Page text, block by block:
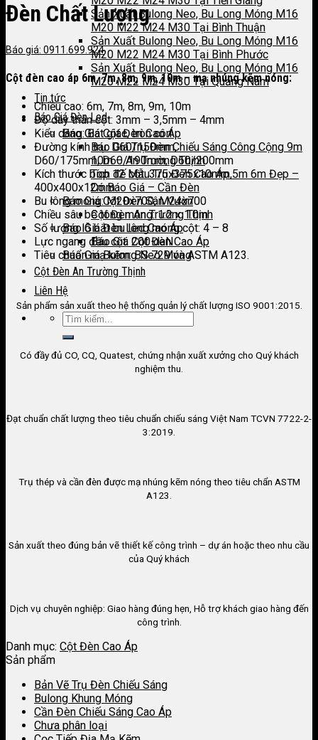
Sản Xuất Bulong Neo, Bu Long Móng M16
M20 M22 M24 M30 Tại Bình Thuận
Sản Xuất Bulong Neo, Bu Long Móng M16
M20 M22 M24 M30 Tại Bình Phước
Sản Xuất Bulong Neo, Bu Long Móng M16
M20 M22 M24 M30 Tại Quảng Nam
Tin tức
Báo Giá Đèn Led
Báo Giá Cột Đèn Cao Áp
Báo Giá Trụ Đèn Chiếu Sáng Công Cộng 9m
10m – An Trường Thịnh
Top 12 Mẫu Trụ Đèn Cao Áp 5m 6m Đẹp –
Có Báo Giá – Cần Đèn
Báo Giá Cột Đèn Sân Vườn
Cột Đèn An Trường Thịnh
Báo Giá Đèn Led Cao Áp
Báo Giá Cột Đèn Cao Áp
Báo Giá Bulong Neo Móng
Cột Đèn An Trường Thịnh
Liên Hệ
Đèn Chất Lượng
Báo giá: 0911.699.924
Cột đèn cao áp 6m, 7m, 8m, 9m, 10m – mạ nhúng kẽm nóng:
Chiều cao: 6m, 7m, 8m, 9m, 10m
Độ dày thân cột: 3mm – 3,5mm – 4mm
Kiểu dáng: Bát giác, tròn côn
Đường kính trụ: D60/150mm,
D60/175mm, D60/190mm, D60/200mm
Kích thước bích đế cột: 375x375x10mm,
400x400x12mm
Bu lông móng: M20x700, M24x700
Chiều sâu bê tông móng: 1.2 x 1.0m
Số lượng lỗ bắt bu lông móng cột: 4 – 8
Lực ngang đầu cột: 200 daN
Tiêu chuẩn mạ kẽm: BS 729 và ASTM A123​.
Sản phẩm sản xuất theo hệ thống quản lý chất lượng ISO 9001:2015.
Có đầy đủ CO, CQ, Quatest, chứng nhận xuất xưởng cho Quý khách
nghiệm thu.
Đạt chuẩn chất lượng theo tiêu chuẩn chiếu sáng Việt Nam TCVN 7722-2-
3:2019.
Trụ thép và cần đèn được mạ nhúng kẽm nóng theo tiêu chẩn ASTM
A123.
Sản xuất theo đúng bản vẽ thiết kế công trình – dự án hoặc theo nhu cầu
của Quý khách
Dịch vụ chuyên nghiệp: Giao hàng đúng hẹn, Hỗ trợ khách giao hàng đến
công trình.
Danh mục: Cột Đèn Cao Áp
Sản phẩm
Bản Vẽ Trụ Đèn Chiếu Sáng
Bulong Khung Móng
Cần Đèn Chiếu Sáng Cao Áp
Chưa phân loại